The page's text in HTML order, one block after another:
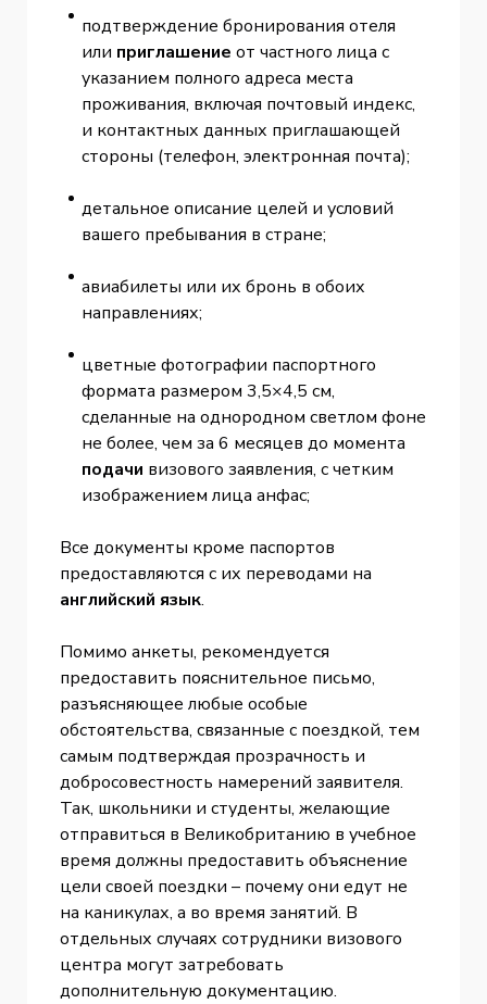
подтверждение бронирования отеля
или приглашение от частного лица с
указанием полного адреса места
проживания, включая почтовый индекс,
и контактных данных приглашающей
стороны (телефон, электронная почта);
детальное описание целей и условий
вашего пребывания в стране;
авиабилеты или их бронь в обоих
направлениях;
цветные фотографии паспортного
формата размером 3,5×4,5 см,
сделанные на однородном светлом фоне
не более, чем за 6 месяцев до момента
подачи визового заявления, с четким
изображением лица анфас;
Все документы кроме паспортов
предоставляются с их переводами на
английский язык.
Помимо анкеты, рекомендуется
предоставить пояснительное письмо,
разъясняющее любые особые
обстоятельства, связанные с поездкой, тем
самым подтверждая прозрачность и
добросовестность намерений заявителя.
Так, школьники и студенты, желающие
отправиться в Великобританию в учебное
время должны предоставить объяснение
цели своей поездки – почему они едут не
на каникулах, а во время занятий. В
отдельных случаях сотрудники визового
центра могут затребовать
дополнительную документацию.